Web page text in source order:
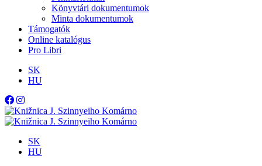
Könyvtári dokumentumok
Minta dokumentumok
Támogatók
Online katalógus
Pro Libri
SK
HU
SK
HU